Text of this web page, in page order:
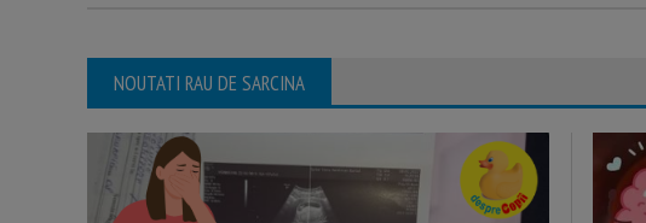
NOUTATI RAU DE SARCINA